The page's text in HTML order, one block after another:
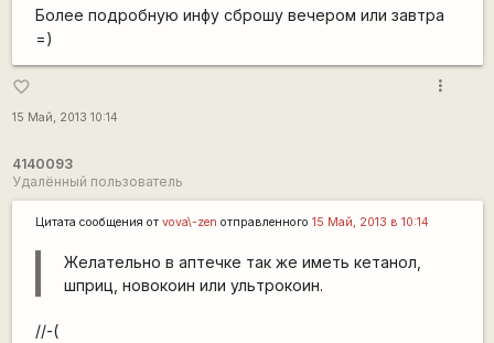
Более подробную инфу сброшу вечером или завтра
=)
favorite_border
15 Май, 2013 10:14
more_vert
4140093
Удалённый пользователь
Цитата сообщения от vova\-zen отправленного 15 Май, 2013 в 10:14
Желательно в аптечке так же иметь кетанол,
шприц, новокоин или ультрокоин.
//-(